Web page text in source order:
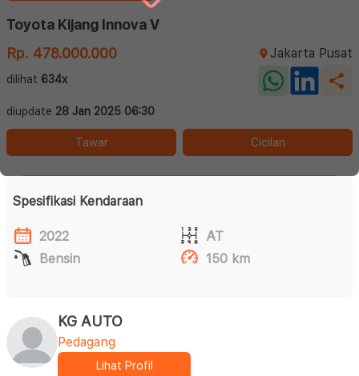
Toyota Kijang Innova V
Rp. 478.000.000
Jakarta Pusat
dilihat 634x
diupdate 28 Jan 2025 06:30
Tawar Cicilan
Spesifikasi Kendaraan
2022
AT
Bensin
150 km
KG AUTO
Pedagang
Lihat Profil